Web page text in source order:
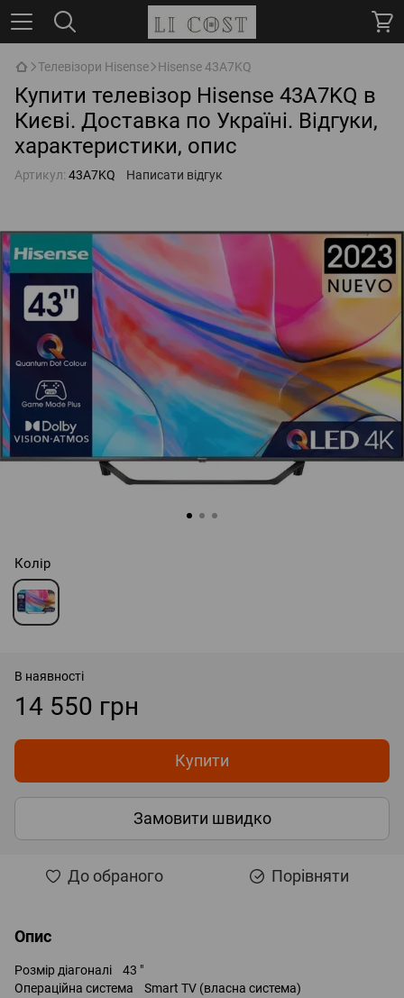
Телевізори Hisense Hisense 43A7KQ
Купити телевізор Hisense 43A7KQ в
Києві. Доставка по Україні. Відгуки,
характеристики, опис
Артикул: 43A7KQ Написати відгук
Колір
В наявності
14 550 грн
Купити
Замовити швидко
До обраного Порівняти
Опис
Розмір діагоналі 43 "
Операційна система Smart TV (власна система)